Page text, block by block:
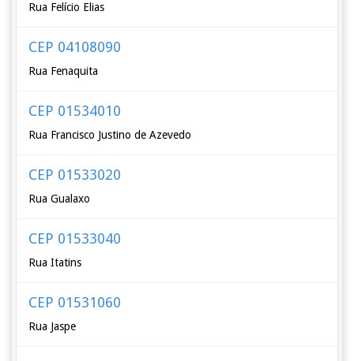
Rua Felício Elias
CEP 04108090
Rua Fenaquita
CEP 01534010
Rua Francisco Justino de Azevedo
CEP 01533020
Rua Gualaxo
CEP 01533040
Rua Itatins
CEP 01531060
Rua Jaspe